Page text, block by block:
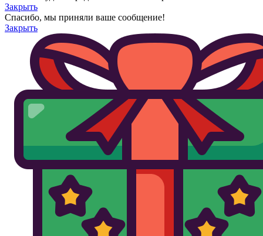
Закрыть
Спасибо, мы приняли ваше сообщение!
Закрыть